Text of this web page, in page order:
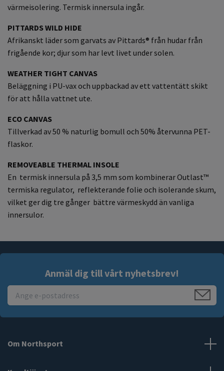
värmeisolering. Termisk innersula ingår.
PITTARDS WILD HIDE
Afrikanskt läder som garvats av Pittards® från hudar från
frigående kor; djur som har levt livet under solen.
WEATHER TIGHT CANVAS
Beläggning i PU-vax och uppbackad av ett vattentätt skikt
för att hålla vattnet ute.
ECO CANVAS
Tillverkad av 50 % naturlig bomull och 50% återvunna PET-
flaskor.
REMOVEABLE THERMAL INSOLE
En termisk innersula på 3,5 mm som kombinerar Outlast™
termiska regulator, reflekterande folie och isolerande skum,
vilket ger dig tre gånger bättre värmeskydd än vanliga
innersulor.
Anmäl dig till vårt nyhetsbrev!
Om Northsport